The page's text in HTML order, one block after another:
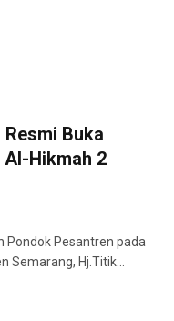
Buka
Al-Hikmah 2
Pondok Pesantren pada
Semarang, Hj.Titik…